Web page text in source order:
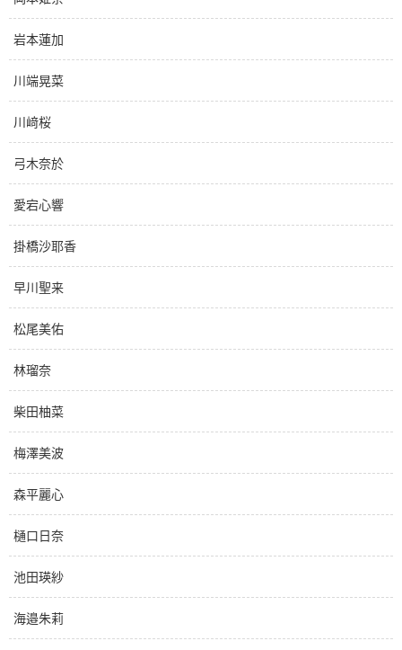
岩本蓮加
川端晃菜
川﨑桜
弓木奈於
愛宕心響
掛橋沙耶香
早川聖来
松尾美佑
林瑠奈
柴田柚菜
梅澤美波
森平麗心
樋口日奈
池田瑛紗
海邉朱莉